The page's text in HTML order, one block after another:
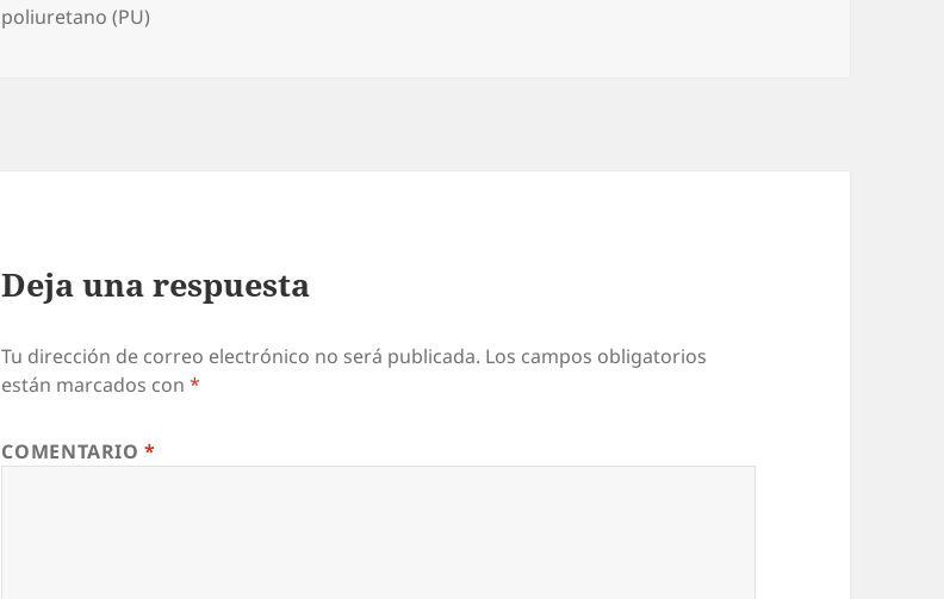
poliuretano (PU)
Deja una respuesta
Tu dirección de correo electrónico no será publicada. Los campos obligatorios
están marcados con*
COMENTARIO*